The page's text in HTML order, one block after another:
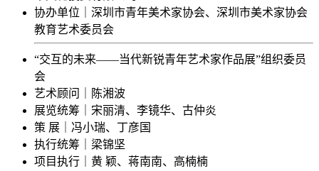
协办单位｜深圳市青年美术家协会、深圳市美术家协会
教育艺术委员会
“交互的未来——当代新锐青年艺术家作品展”组织委员
会
艺术顾问｜陈湘波
展览统筹｜宋丽清、李镜华、古仲炎
策 展｜冯小瑞、丁彦国
执行统筹｜梁锦坚
项目执行｜黄 颖、蒋南南、高楠楠